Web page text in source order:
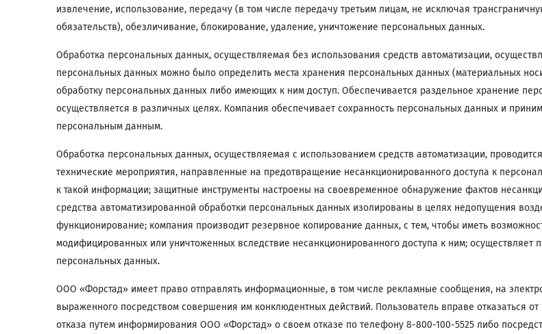
извлечение, использование, передачу (в том числе передачу третьим лицам, не исключая
обязательств), обезличивание, блокирование, удаление, уничтожение персональных данных.
Обработка персональных данных, осуществляемая без использования средств автоматизации,
персональных данных можно было определить места хранения персональных данных (материальных
обработку персональных данных либо имеющих к ним доступ. Обеспечивается раздельное хранение
осуществляется в различных целях. Компания обеспечивает сохранность персональных данных и
персональным данным.
Обработка персональных данных, осуществляемая с использованием средств автоматизации,
технические мероприятия, направленные на предотвращение несанкционированного доступа к
к такой информации; защитные инструменты настроены на своевременное обнаружение фактов
средства автоматизированной обработки персональных данных изолированы в целях недопущения
функционирование; компания производит резервное копирование данных, с тем, чтобы иметь
модифицированных или уничтоженных вследствие несанкционированного доступа к ним;
персональных данных.
ООО «Форстад» имеет право отправлять информационные, в том числе рекламные сообщения, на
выраженного посредством совершения им конклюдентных действий. Пользователь вправе отказаться
отказа путем информирования ООО «Форстад» о своем отказе по телефону 8-800-100-5525 либо